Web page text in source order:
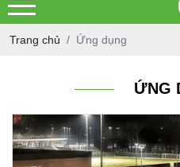
Trang chủ Ứng dụng
ỨNG